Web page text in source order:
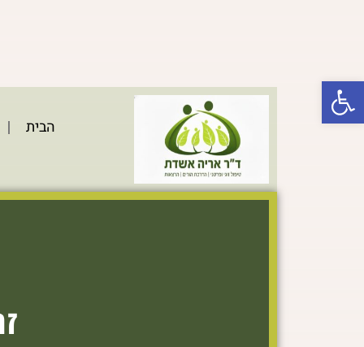
פתח סרגל נגישות
הבית